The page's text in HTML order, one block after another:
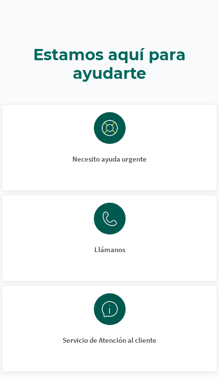
Estamos aquí para
ayudarte
Necesito ayuda urgente
Llámanos
Servicio de Atención al cliente